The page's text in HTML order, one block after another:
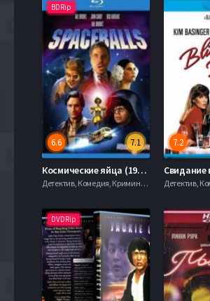
BDRip
7.1
6.6
Космические яйца (1987)
Детектив, Комедия, Криминал, Приключения
7.2
DVDRip